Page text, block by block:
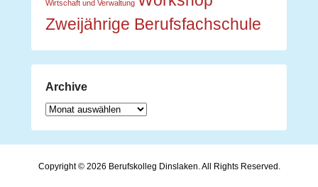
Wirtschaft und Verwaltung
Zweijährige Berufsfachschule
Archive
Archive
Copyright © 2026 Berufskolleg Dinslaken . All Rights Reserved.